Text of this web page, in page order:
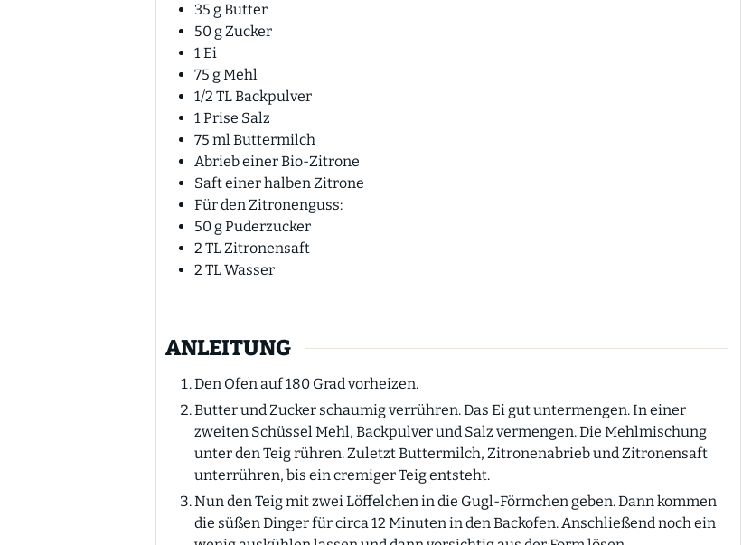
35 gButter
50gZucker
1Ei
75 gMehl
1/2 TLBackpulver
1Prise Salz
75 mlButtermilch
Abrieb einer Bio-Zitrone
Saft einer halben Zitrone
Für den Zitronenguss:
50gPuderzucker
2 TLZitronensaft
2 TLWasser
ANLEITUNG
Den Ofen auf 180 Grad vorheizen.
Butter und Zucker schaumig verrühren. Das Ei gut untermengen. In einer
zweiten Schüssel Mehl, Backpulver und Salz vermengen. Die Mehlmischung
unter den Teig rühren. Zuletzt Buttermilch, Zitronenabrieb und Zitronensaft
unterrühren, bis ein cremiger Teig entsteht.
Nun den Teig mit zwei Löffelchen in die Gugl-Förmchen geben. Dann kommen
die süßen Dinger für circa 12 Minuten in den Backofen. Anschließend noch ein